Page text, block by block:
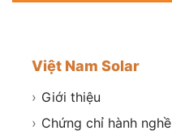
Việt Nam Solar
› Giới thiệu
› Chứng chỉ hành nghề